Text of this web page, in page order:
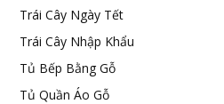
Trái Cây Ngày Tết
Trái Cây Nhập Khẩu
Tủ Bếp Bằng Gỗ
Tủ Quần Áo Gỗ